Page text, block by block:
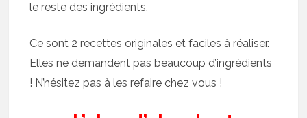
le reste des ingrédients.
Ce sont 2 recettes originales et faciles à réaliser.
Elles ne demandent pas beaucoup d’ingrédients
! N’hésitez pas à les refaire chez vous !